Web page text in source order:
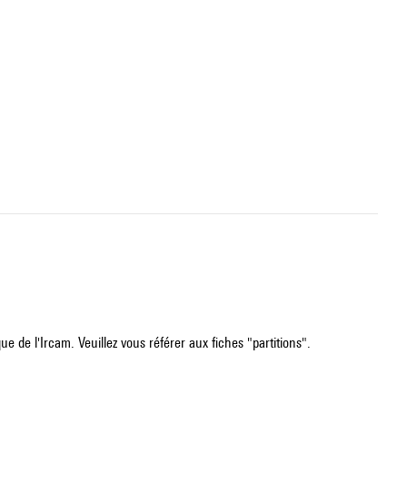
de l'Ircam. Veuillez vous référer aux fiches "partitions".